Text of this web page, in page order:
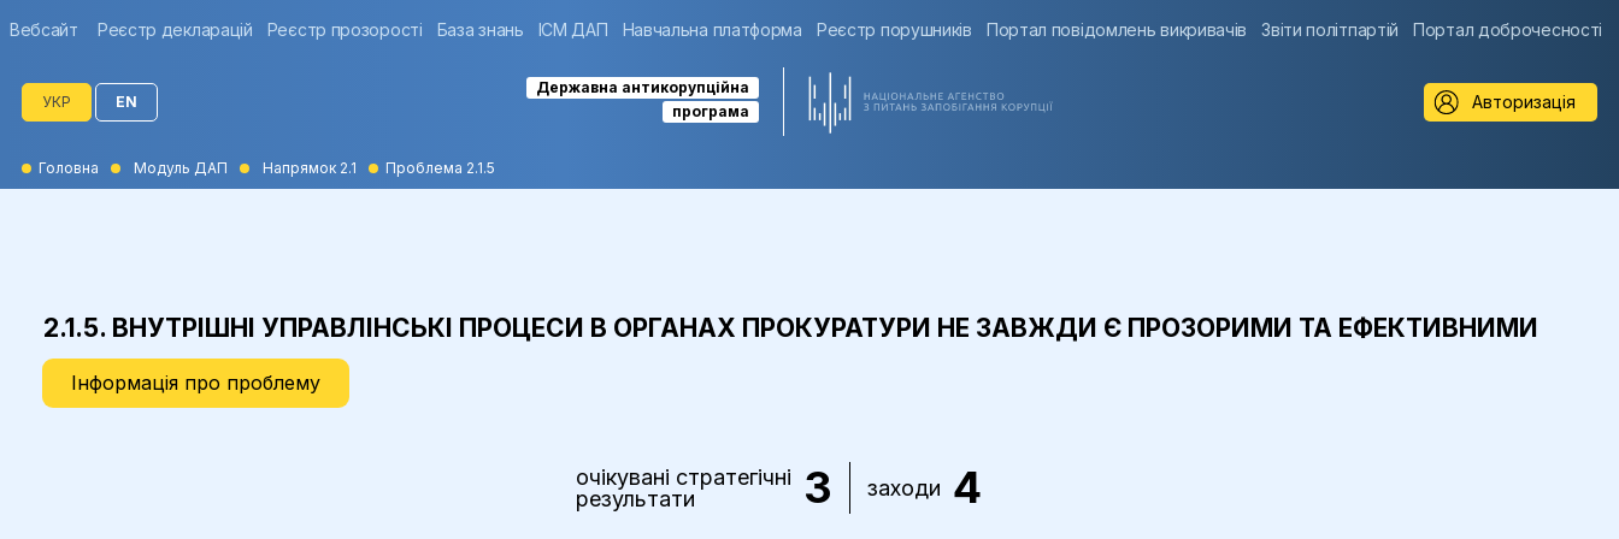
Вебсайт Реєстр декларацій Реєстр прозорості База знань ІСМ ДАП Навчальна платформа Реєстр порушників Портал повідомлень викривачів Звіти політпартій Портал доброчесності
УКР EN
Державна антикорупційна
програма
Авторизація
Головна Модуль ДАП Напрямок 2.1 Проблема 2.1.5
2.1.5. ВНУТРІШНІ УПРАВЛІНСЬКІ ПРОЦЕСИ В ОРГАНАХ ПРОКУРАТУРИ НЕ ЗАВЖДИ Є ПРОЗОРИМИ ТА ЕФЕКТИВНИМИ
Інформація про проблему
очікувані стратегічні
результати
3 заходи 4